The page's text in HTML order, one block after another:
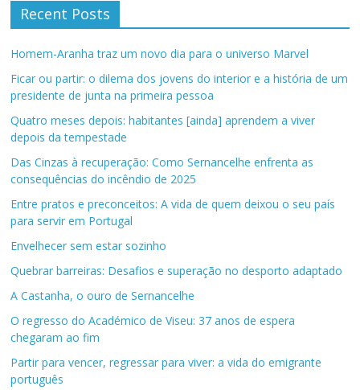
Recent Posts
Homem-Aranha traz um novo dia para o universo Marvel
Ficar ou partir: o dilema dos jovens do interior e a história de um
presidente de junta na primeira pessoa
Quatro meses depois: habitantes [ainda] aprendem a viver
depois da tempestade
Das Cinzas à recuperação: Como Sernancelhe enfrenta as
consequências do incêndio de 2025
Entre pratos e preconceitos: A vida de quem deixou o seu país
para servir em Portugal
Envelhecer sem estar sozinho
Quebrar barreiras: Desafios e superação no desporto adaptado
A Castanha, o ouro de Sernancelhe
O regresso do Académico de Viseu: 37 anos de espera
chegaram ao fim
Partir para vencer, regressar para viver: a vida do emigrante
português